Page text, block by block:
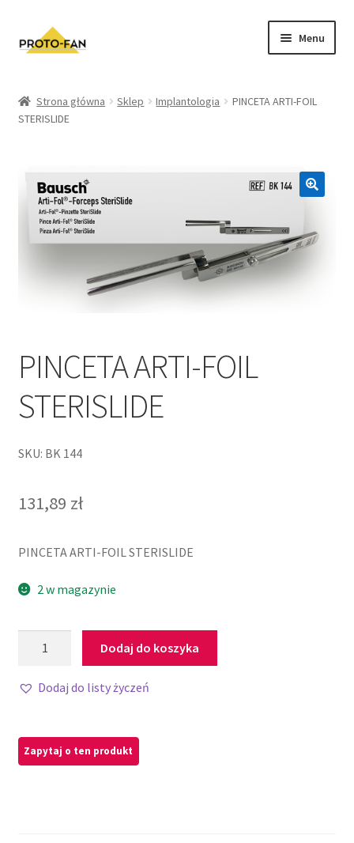
Menu
Kursy Stomatologiczne
FAQ
Zwroty i Reklamacje
Regulamin sklepu
Strona główna Sklep Implantologia
PINCETA ARTI-FOIL
STERISLIDE
PINCETA ARTI-FOIL
STERISLIDE
SKU: BK 144
131,89 zł
PINCETA ARTI-FOIL STERISLIDE
2 w magazynie
Dodaj do koszyka
Dodaj do listy życzeń